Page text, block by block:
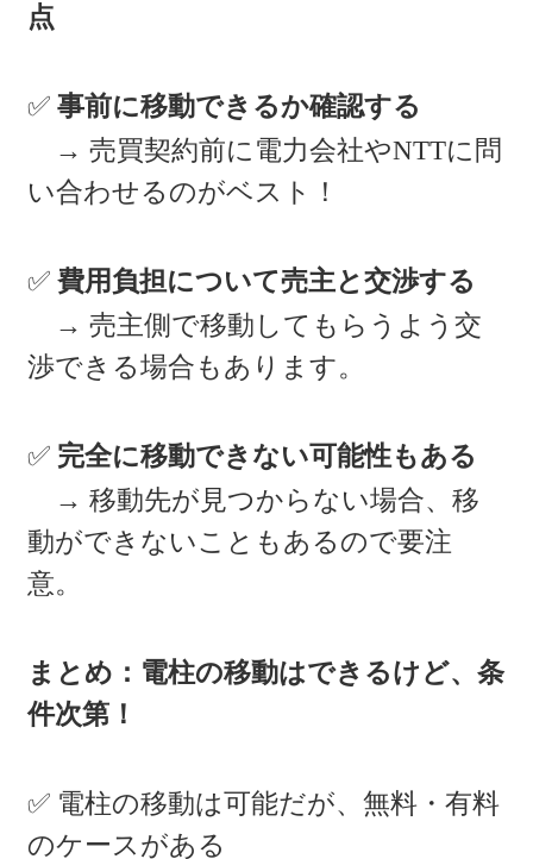
点
✅事前に移動できるか確認する
→ 売買契約前に電力会社やNTTに問
い合わせるのがベスト！
✅費用負担について売主と交渉する
→ 売主側で移動してもらうよう交
渉できる場合もあります。
✅ 完全に移動できない可能性もある
→ 移動先が見つからない場合、移
動ができないこともあるので要注
意。
まとめ：電柱の移動はできるけど、条
件次第！
✅ 電柱の移動は可能だが、無料・有料
のケースがある